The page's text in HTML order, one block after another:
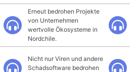
Erneut bedrohen Projekte
von Unternehmen
wertvolle Ökosysteme in
Nordchile.
Nicht nur Viren und andere
Schadsoftware bedrohen